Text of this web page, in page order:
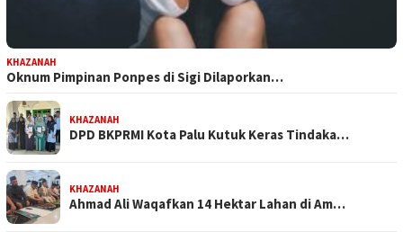
KHAZANAH
Oknum Pimpinan Ponpes di Sigi Dilaporkan…
KHAZANAH
DPD BKPRMI Kota Palu Kutuk Keras Tindaka…
KHAZANAH
Ahmad Ali Waqafkan 14 Hektar Lahan di Am…